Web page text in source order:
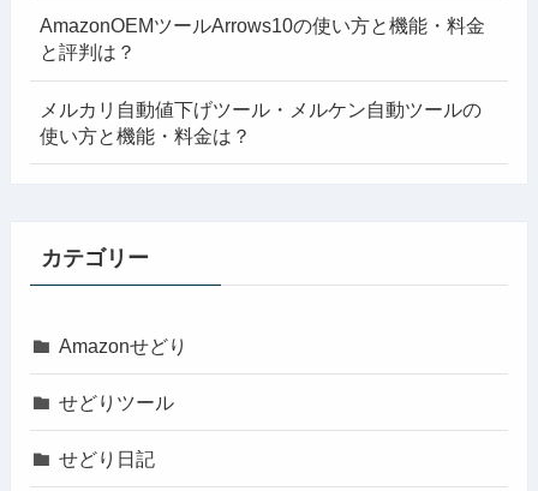
AmazonOEMツールArrows10の使い方と機能・料金
と評判は？
メルカリ自動値下げツール・メルケン自動ツールの
使い方と機能・料金は？
カテゴリー
Amazonせどり
せどりツール
せどり日記